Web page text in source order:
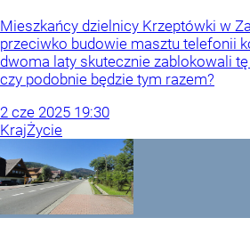
Mieszkańcy dzielnicy Krzeptówki w
przeciwko budowie masztu telefonii
dwoma laty skutecznie zablokowali
czy podobnie będzie tym razem?
2 cze 2025 19:30
KrajŻycie